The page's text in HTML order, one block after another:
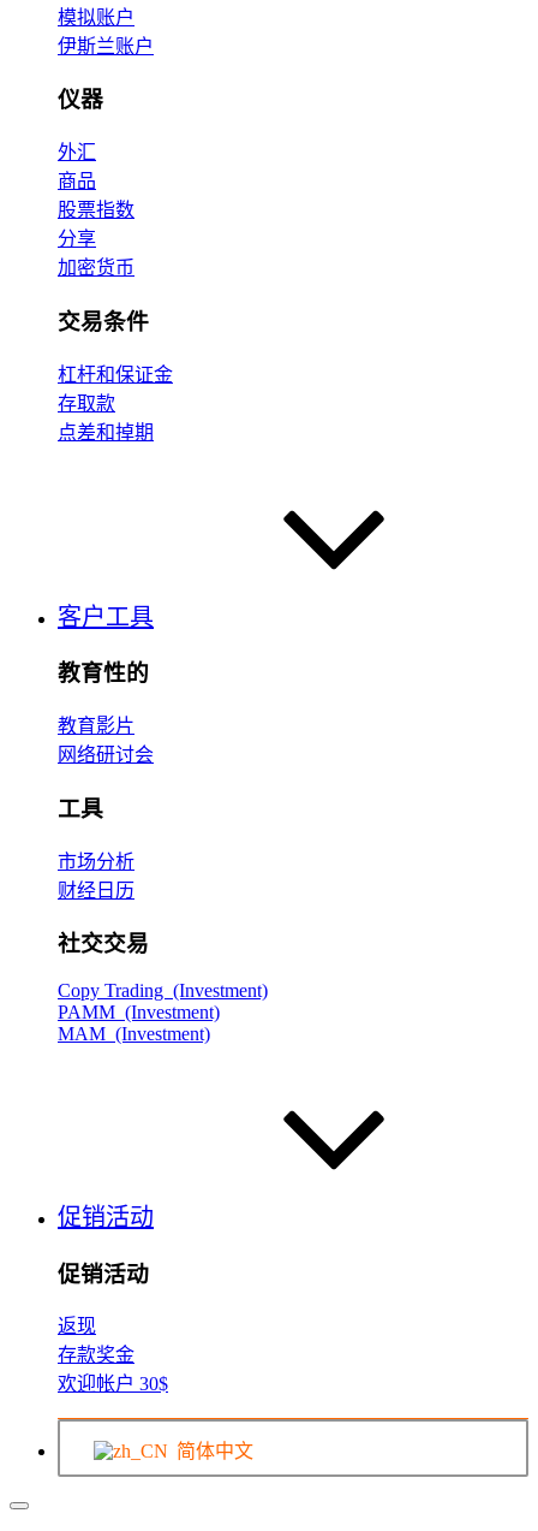
模拟账户
伊斯兰账户
仪器
外汇
商品
股票指数
分享
加密货币
交易条件
杠杆和保证金
存取款
点差和掉期
客户工具
教育性的
教育影片
网络研讨会
工具
市场分析
财经日历
社交交易
Copy Trading (Investment)
PAMM (Investment)
MAM (Investment)
促销活动
促销活动
返现
存款奖金
欢迎帐户 30$
简体中文